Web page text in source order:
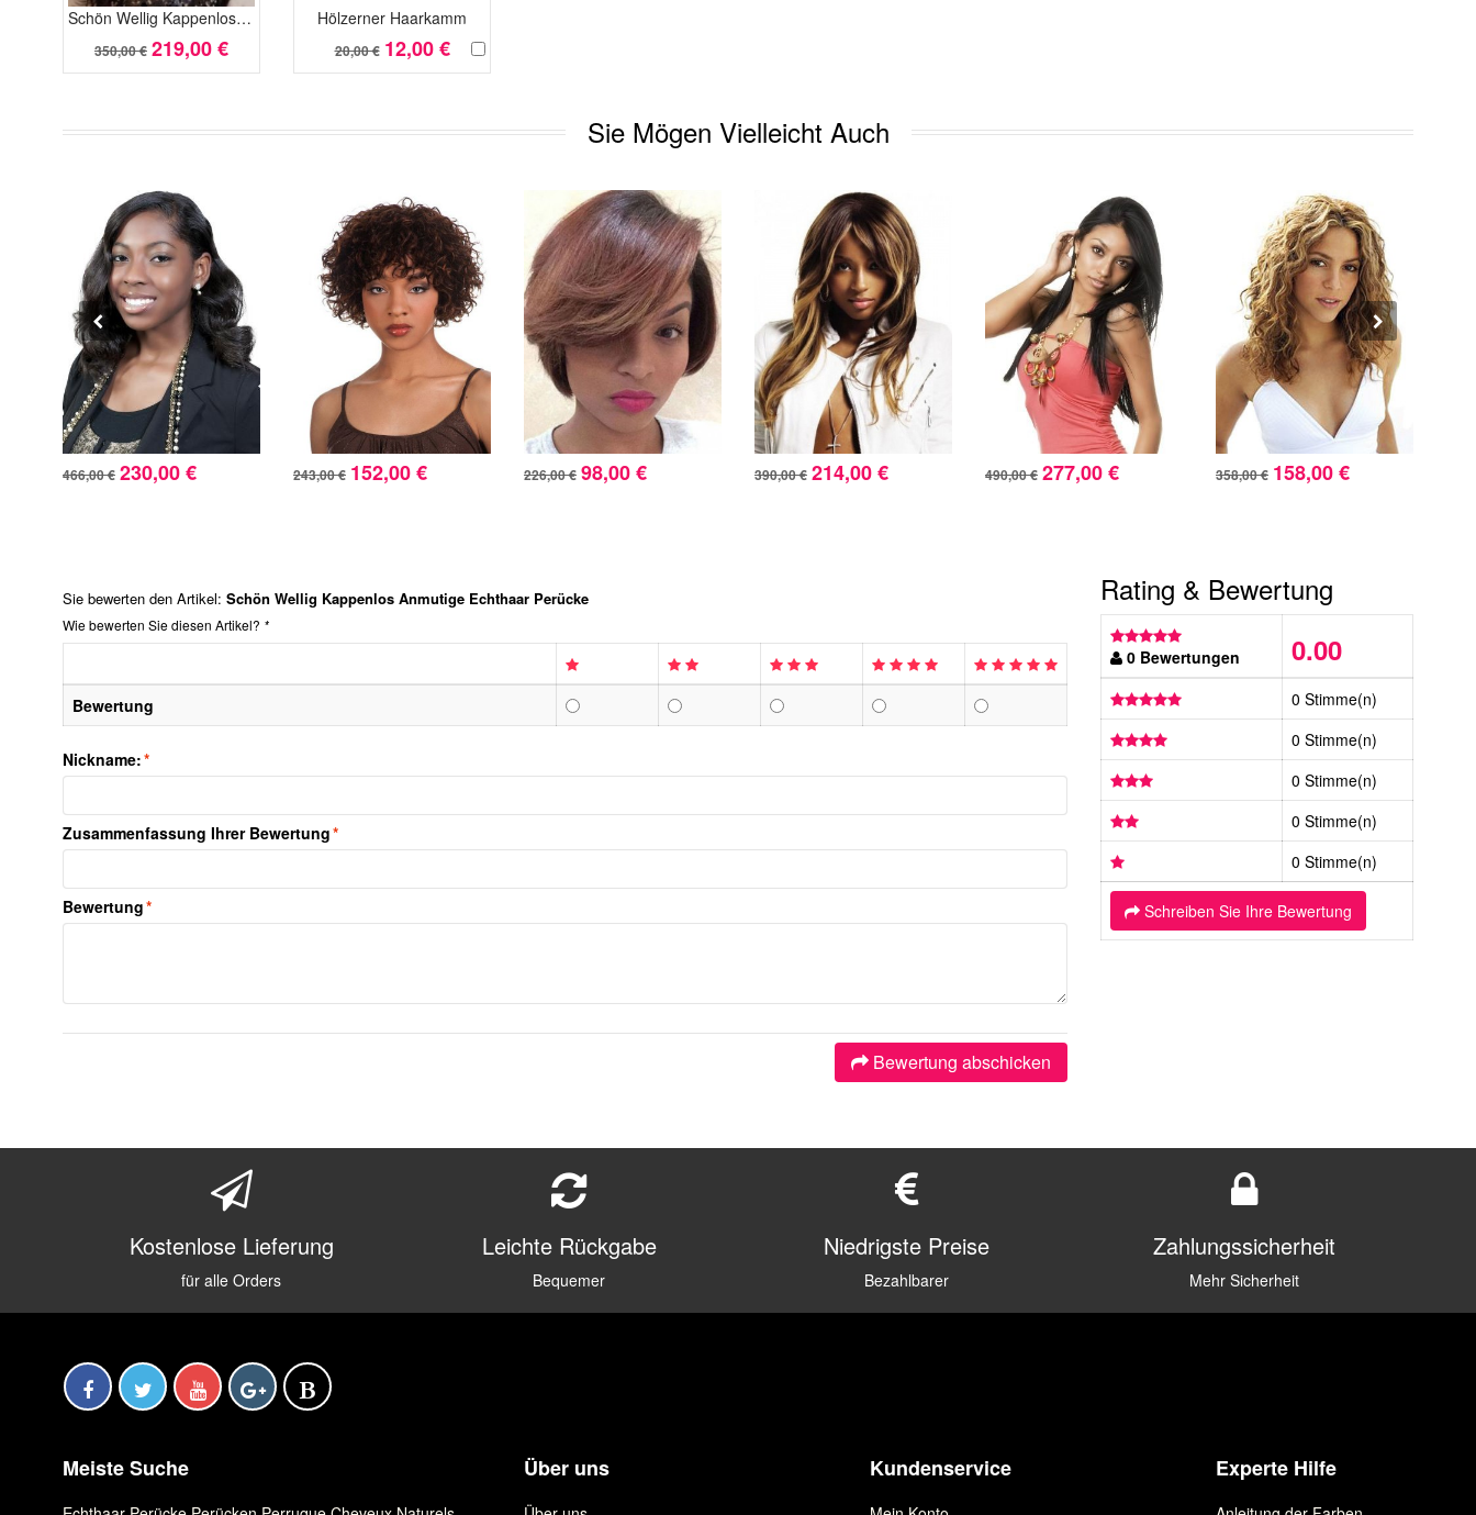
Schön Wellig Kappenlos Anmutige Echthaar Perücke
350,00 € 219,00 €
Hölzerner Haarkamm
20,00 € 12,00 €
Sie Mögen Vielleicht Auch
466,00 € 230,00 € 243,00 € 152,00 € 226,00 € 98,00 € 390,00 € 214,00 € 490,00 € 277,00 € 358,00 € 158,00 €
Sie bewerten den Artikel: Schön Wellig Kappenlos Anmutige Echthaar Perücke
Wie bewerten Sie diesen Artikel? *
Bewertung
*
Nickname:
*
Zusammenfassung Ihrer Bewertung
*
Bewertung
Bewertung abschicken
Rating & Bewertung
0 Bewertungen 0.00
0 Stimme(n)
0 Stimme(n)
0 Stimme(n)
0 Stimme(n)
0 Stimme(n)
Schreiben Sie Ihre Bewertung
Kostenlose Lieferung
für alle Orders
Leichte Rückgabe
Bequemer
Niedrigste Preise
Bezahlbarer
Zahlungssicherheit
Mehr Sicherheit
Meiste Suche Über uns Kundenservice Experte Hilfe